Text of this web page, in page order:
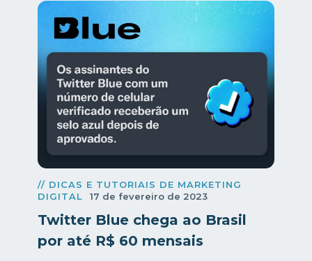
// DICAS E TUTORIAIS DE MARKETING
DIGITAL
17 de fevereiro de 2023
Twitter Blue chega ao Brasil
por até R$ 60 mensais